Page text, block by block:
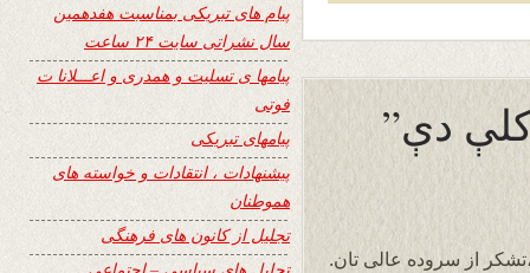
دې”
از سروده عالی تان.
پیام های تبریکی بمناسبت هفدهمین
سال نشراتی سایت ۲۴ ساعت
پیامها ی تسلیت و همدری و اعـــلانا ت
فوتی
پیامهای تبریکی
پیشنهادات ، انتقادات و خواسته های
هموطنان
تجلیل از کانون های فرهنگی